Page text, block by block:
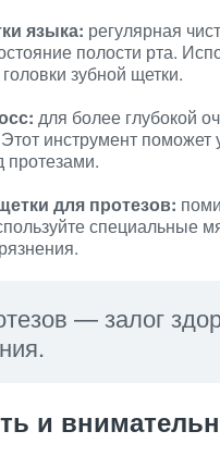
языка: регулярная
полости рта.
зубной щетки.
для более глубокой
инструмент поможет
протезами.
для протезов:
специальные
— залог
и